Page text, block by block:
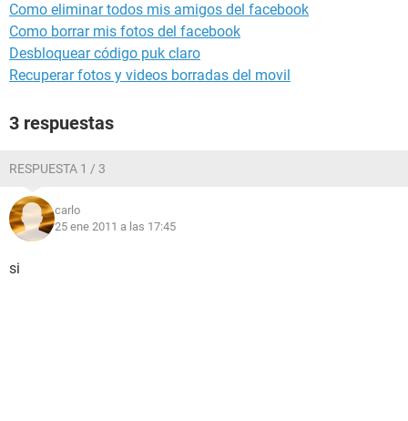
Como eliminar todos mis amigos del facebook
Como borrar mis fotos del facebook
Desbloquear código puk claro
Recuperar fotos y videos borradas del movil
3 respuestas
RESPUESTA 1 / 3
carlo
25 ene 2011 a las 17:45
si